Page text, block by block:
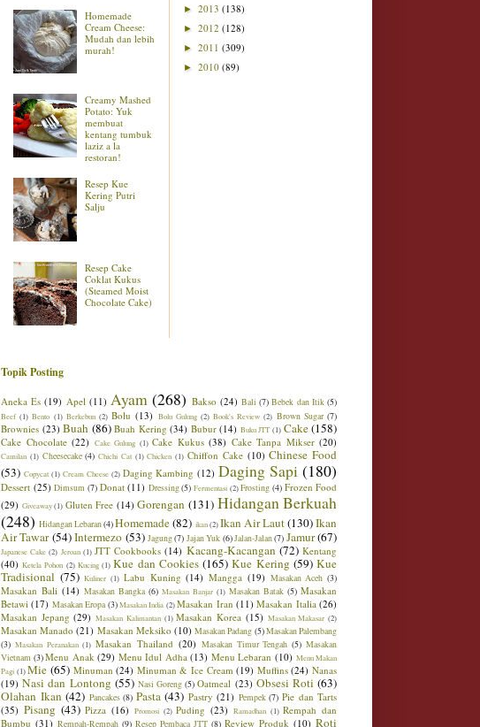
Homemade
Cream Cheese:
Mudah dan lebih
murah!
Creamy Mashed
Potato: Yuk
membuat
kentang tumbuk
laziz a la
restoran!
Resep Kue
Kering Putri
Salju
Resep Cake
Coklat Kukus
(Steamed Moist
Chocolate Cake)
► 2013 (138)
► 2012 (128)
► 2011 (309)
► 2010 (89)
Topik Posting
Aneka Es (19) Apel (11) Ayam (268) Bakso (24) Bali (7) Bebek dan Itik (5)
Beef (1) Bento (1) Berkebun (2) Bolu (13) Bolu Gulung (2) Book's Review (2) Brown Sugar (7)
Brownies (23) Buah (86) Buah Kering (34) Bubur (14) Buku JTT (1) Cake(158)
Cake Chocolate (22) Cake Gulung (1) Cake Kukus (38) Cake Tanpa Mikser (20)
Camilan (1) Cheesecake (4) Chichi Cat (1) Chicken (1) Chiffon Cake (10) Chinese Food
(53) Copycat (1) Cream Cheese (2) Daging Kambing (12) Daging Sapi (180)
Dessert (25) Dimsum (7) Donat (11) Dressing (5) Fermentasi (2) Frosting (4) Frozen Food
(29) Giveaway (1) Gluten Free (14) Gorengan (131) Hidangan Berkuah
(248) Hidangan Lebaran(4)Homemade(82) ikan (2) Ikan Air Laut(130)Ikan
Air Tawar (54)Intermezo (53) Jagung(7) Jajan Yuk (6)Jalan-Jalan(7) Jamur(67)
Japanese Cake (2) Jeroan (1) JTT Cookbooks (14) Kacang-Kacangan (72) Kentang
(40) Ketela Pohon (2) Kucing (1) Kue dan Cookies (165) Kue Kering (59) Kue
Tradisional (75) Kuliner (1) Labu Kuning (14) Mangga (19) Masakan Aceh (3)
Masakan Bali (14) Masakan Bangka (6) Masakan Banjar (1) Masakan Batak (5) Masakan
Betawi (17) Masakan Eropa (3) Masakan India (2) Masakan Iran (11) Masakan Italia (26)
Masakan Jepang (29) Masakan Kalimantan (1) Masakan Korea (15) Masakan Makasar (2)
Masakan Manado (21) Masakan Meksiko (10) Masakan Padang (5)Masakan Palembang
(3) Masakan Peranakan (1) Masakan Thailand (20) Masakan Timur Tengah (5) Masakan
Vietnam (3)Menu Anak (29) Menu Idul Adha (13) Menu Lebaran (10) Menu Makan
Pagi (1) Mie (65) Minuman (24) Minuman & Ice Cream (19) Muffins (24) Nanas
(19) Nasi dan Lontong (55) Nasi Goreng (5) Oatmeal (23) Obsesi Roti (63)
Olahan Ikan (42) Pancakes (8) Pasta (43) Pastry (21) Pempek (7) Pie dan Tarts
(35) Pisang (43) Pizza (16) Promosi (2) Puding (23) Ramadhan (1) Rempah dan
Bumbu (31) Rempah-Rempah (9) Resep Pembaca JTT (8) Review Produk (10) Roti